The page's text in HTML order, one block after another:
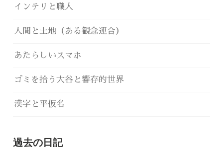
インテリと職人
人間と土地（ある観念連合）
あたらしいスマホ
ゴミを拾う大谷と響存的世界
漢字と平仮名
過去の日記